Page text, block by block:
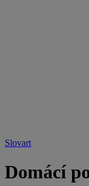
Slovart
Domácí